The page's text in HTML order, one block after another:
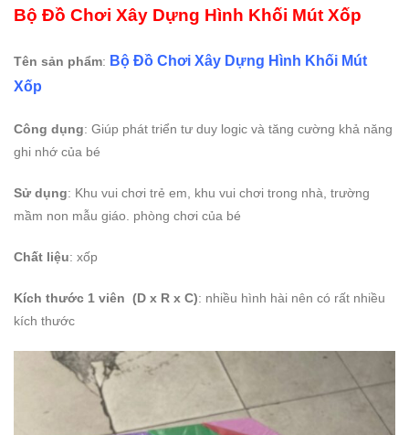
Bộ Đồ Chơi Xây Dựng Hình Khối Mút Xốp
Tên sản phẩm: Bộ Đồ Chơi Xây Dựng Hình Khối Mút
Xốp
Công dụng: Giúp phát triển tư duy logic và tăng cường khả năng
ghi nhớ của bé
Sử dụng: Khu vui chơi trẻ em, khu vui chơi trong nhà, trường
mầm non mẫu giáo. phòng chơi của bé
Chất liệu: xốp
Kích thước 1 viên (D x R x C): nhiều hình hài nên có rất nhiều
kích thước